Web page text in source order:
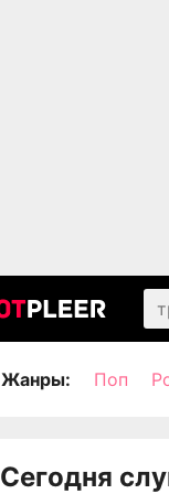
Жанры: Поп
Сегодня